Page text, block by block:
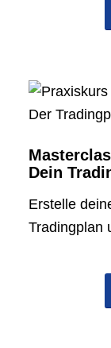
Dein
Erstelle
Tradingplan